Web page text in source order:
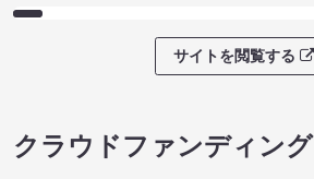
サイトを閲覧する
クラウドファンディング